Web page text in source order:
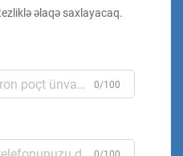
əlaqə saxlayacaq.
0/100